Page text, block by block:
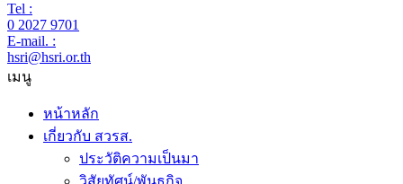
Tel :
0 2027 9701
E-mail. :
hsri@hsri.or.th
เมนู
หน้าหลัก
เกี่ยวกับ สวรส.
ประวัติความเป็นมา
วิสัยทัศน์/พันธกิจ